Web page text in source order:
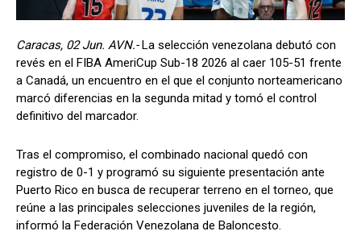
Caracas, 02 Jun. AVN.-La selección venezolana debutó con
revés en el FIBA AmeriCup Sub-18 2026 al caer 105-51 frente
a Canadá, un encuentro en el que el conjunto norteamericano
marcó diferencias en la segunda mitad y tomó el control
definitivo del marcador.
Tras el compromiso, el combinado nacional quedó con
registro de 0-1 y programó su siguiente presentación ante
Puerto Rico en busca de recuperar terreno en el torneo, que
reúne a las principales selecciones juveniles de la región,
informó la Federación Venezolana de Baloncesto.